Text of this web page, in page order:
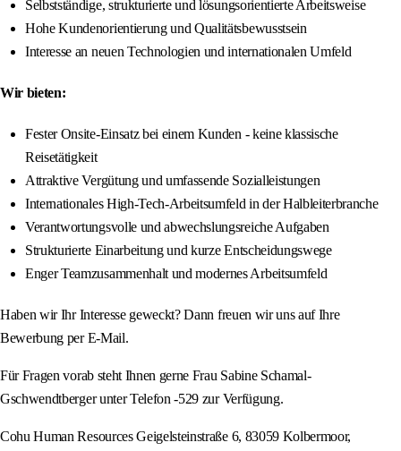
Selbstständige, strukturierte und lösungsorientierte Arbeitsweise
Hohe Kundenorientierung und Qualitätsbewusstsein
Interesse an neuen Technologien und internationalen Umfeld
Wir bieten:
Fester Onsite-Einsatz bei einem Kunden - keine klassische
Reisetätigkeit
Attraktive Vergütung und umfassende Sozialleistungen
Internationales High-Tech-Arbeitsumfeld in der Halbleiterbranche
Verantwortungsvolle und abwechslungsreiche Aufgaben
Strukturierte Einarbeitung und kurze Entscheidungswege
Enger Teamzusammenhalt und modernes Arbeitsumfeld
Haben wir Ihr Interesse geweckt? Dann freuen wir uns auf Ihre
Bewerbung per E-Mail.
Für Fragen vorab steht Ihnen gerne Frau Sabine Schamal-
Gschwendtberger unter Telefon -529 zur Verfügung.
Cohu Human Resources Geigelsteinstraße 6, 83059 Kolbermoor,